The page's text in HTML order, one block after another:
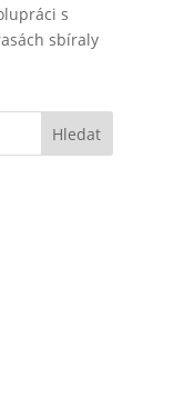
s
sbíraly
Hledat